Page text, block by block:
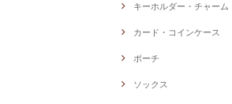
キーホルダー・チャーム
カード・コインケース
ポーチ
ソックス